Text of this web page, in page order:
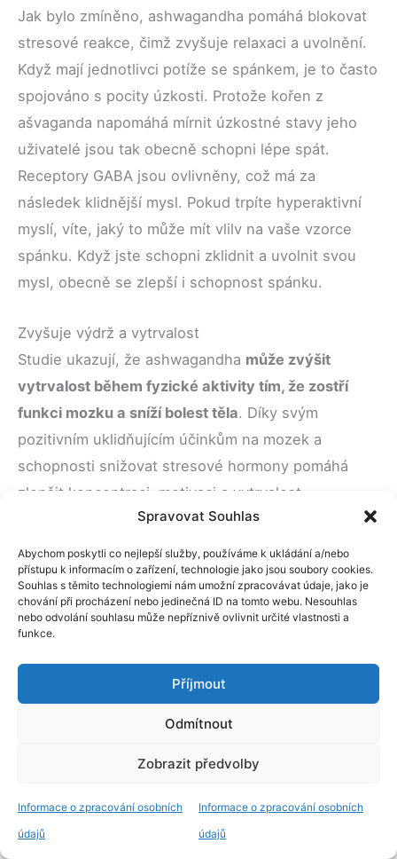
Spravovat Souhlas
Abychom poskytli co nejlepší služby, používáme k ukládání a/nebo
přístupu k informacím o zařízení, technologie jako jsou soubory cookies.
Souhlas s těmito technologiemi nám umožní zpracovávat údaje, jako je
chování při procházení nebo jedinečná ID na tomto webu. Nesouhlas
nebo odvolání souhlasu může nepříznivě ovlivnit určité vlastnosti a
funkce.
Příjmout
Odmítnout
Zobrazit předvolby
Informace o zpracování osobních
údajů
Informace o zpracování osobních
údajů
Jak bylo zmíněno, ashwagandha pomáhá blokovat
stresové reakce, čimž zvyšuje relaxaci a uvolnění.
Když mají jednotlivci potíže se spánkem, je to často
spojováno s pocity úzkosti. Protože kořen z
ašvaganda napomáhá mírnit úzkostné stavy jeho
uživatelé jsou tak obecně schopni lépe spát.
Receptory GABA jsou ovlivněny, což má za
následek klidnější mysl. Pokud trpíte hyperaktivní
myslí, víte, jaký to může mít vlilv na vaše vzorce
spánku. Když jste schopni zklidnit a uvolnit svou
mysl, obecně se zlepší i schopnost spánku.
Zvyšuje výdrž a vytrvalost
Studie ukazují, že ashwagandha může zvýšit
vytrvalost během fyzické aktivity tím, že zostří
funkci mozku a sníží bolest těla. Díky svým
pozitivním uklidňujícím účinkům na mozek a
schopnosti snižovat stresové hormony pomáhá
zlepšit koncentraci, motivaci a vytrvalost.
kontrolovaná studie z roku 2015 provedená v Indii
hodnotila účinnost extraktů z ashwagandhy při
zvyšování kardiorespirační vytrvalosti u 50
Během 20-minutového testu běhu byla měřena
spotřeba kyslíku při nejvyšší fyzické námaze
zdraví, sociálních vztazích a faktorech prostředí,
aby bylo možné posoudit změny v kvalitě jejich